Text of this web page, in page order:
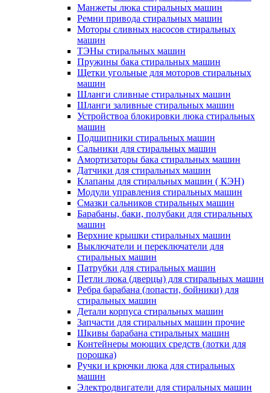
Манжеты люка стиральных машин
Ремни привода стиральных машин
Моторы сливных насосов стиральных
машин
ТЭНы стиральных машин
Пружины бака стиральных машин
Щетки угольные для моторов стиральных
машин
Шланги сливные стиральных машин
Шланги заливные стиральных машин
Устройствоа блокировки люка стиральных
машин
Подшипники стиральных машин
Сальники для стиральных машин
Амортизаторы бака стиральных машин
Датчики для стиральных машин
Клапаны для стиральных машин ( КЭН)
Модули управления стиральных машин
Смазки сальников стиральных машин
Барабаны, баки, полубаки для стиральных
машин
Верхние крышки стиральных машин
Выключатели и переключатели для
стиральных машин
Патрубки для стиральных машин
Петли люка (дверцы) для стиральных машин
Ребра барабана (лопасти, бойники) для
стиральных машин
Детали корпуса стиральных машин
Запчасти для стиральных машин прочие
Шкивы барабана стиральных машин
Контейнеры моющих средств (лотки для
порошка)
Ручки и крючки люка для стиральных
машин
Электродвигатели для стиральных машин